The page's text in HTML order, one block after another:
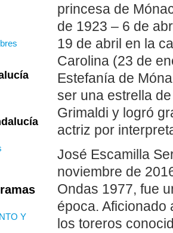
princesa de
de 1923 – 6 de
19 de abril en la
Carolina (23 de
Estefanía de
ser una estrella
Grimaldi y logró
actriz por
José Escamilla
noviembre de
Ondas 1977, fue
época. Aficionado
los toreros
Y